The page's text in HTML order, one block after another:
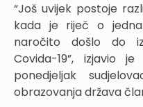
“Još uvijek postoje
kada je riječ o
naročito došlo do
Covida-19”, izjavio
ponedjeljak
obrazovanja država